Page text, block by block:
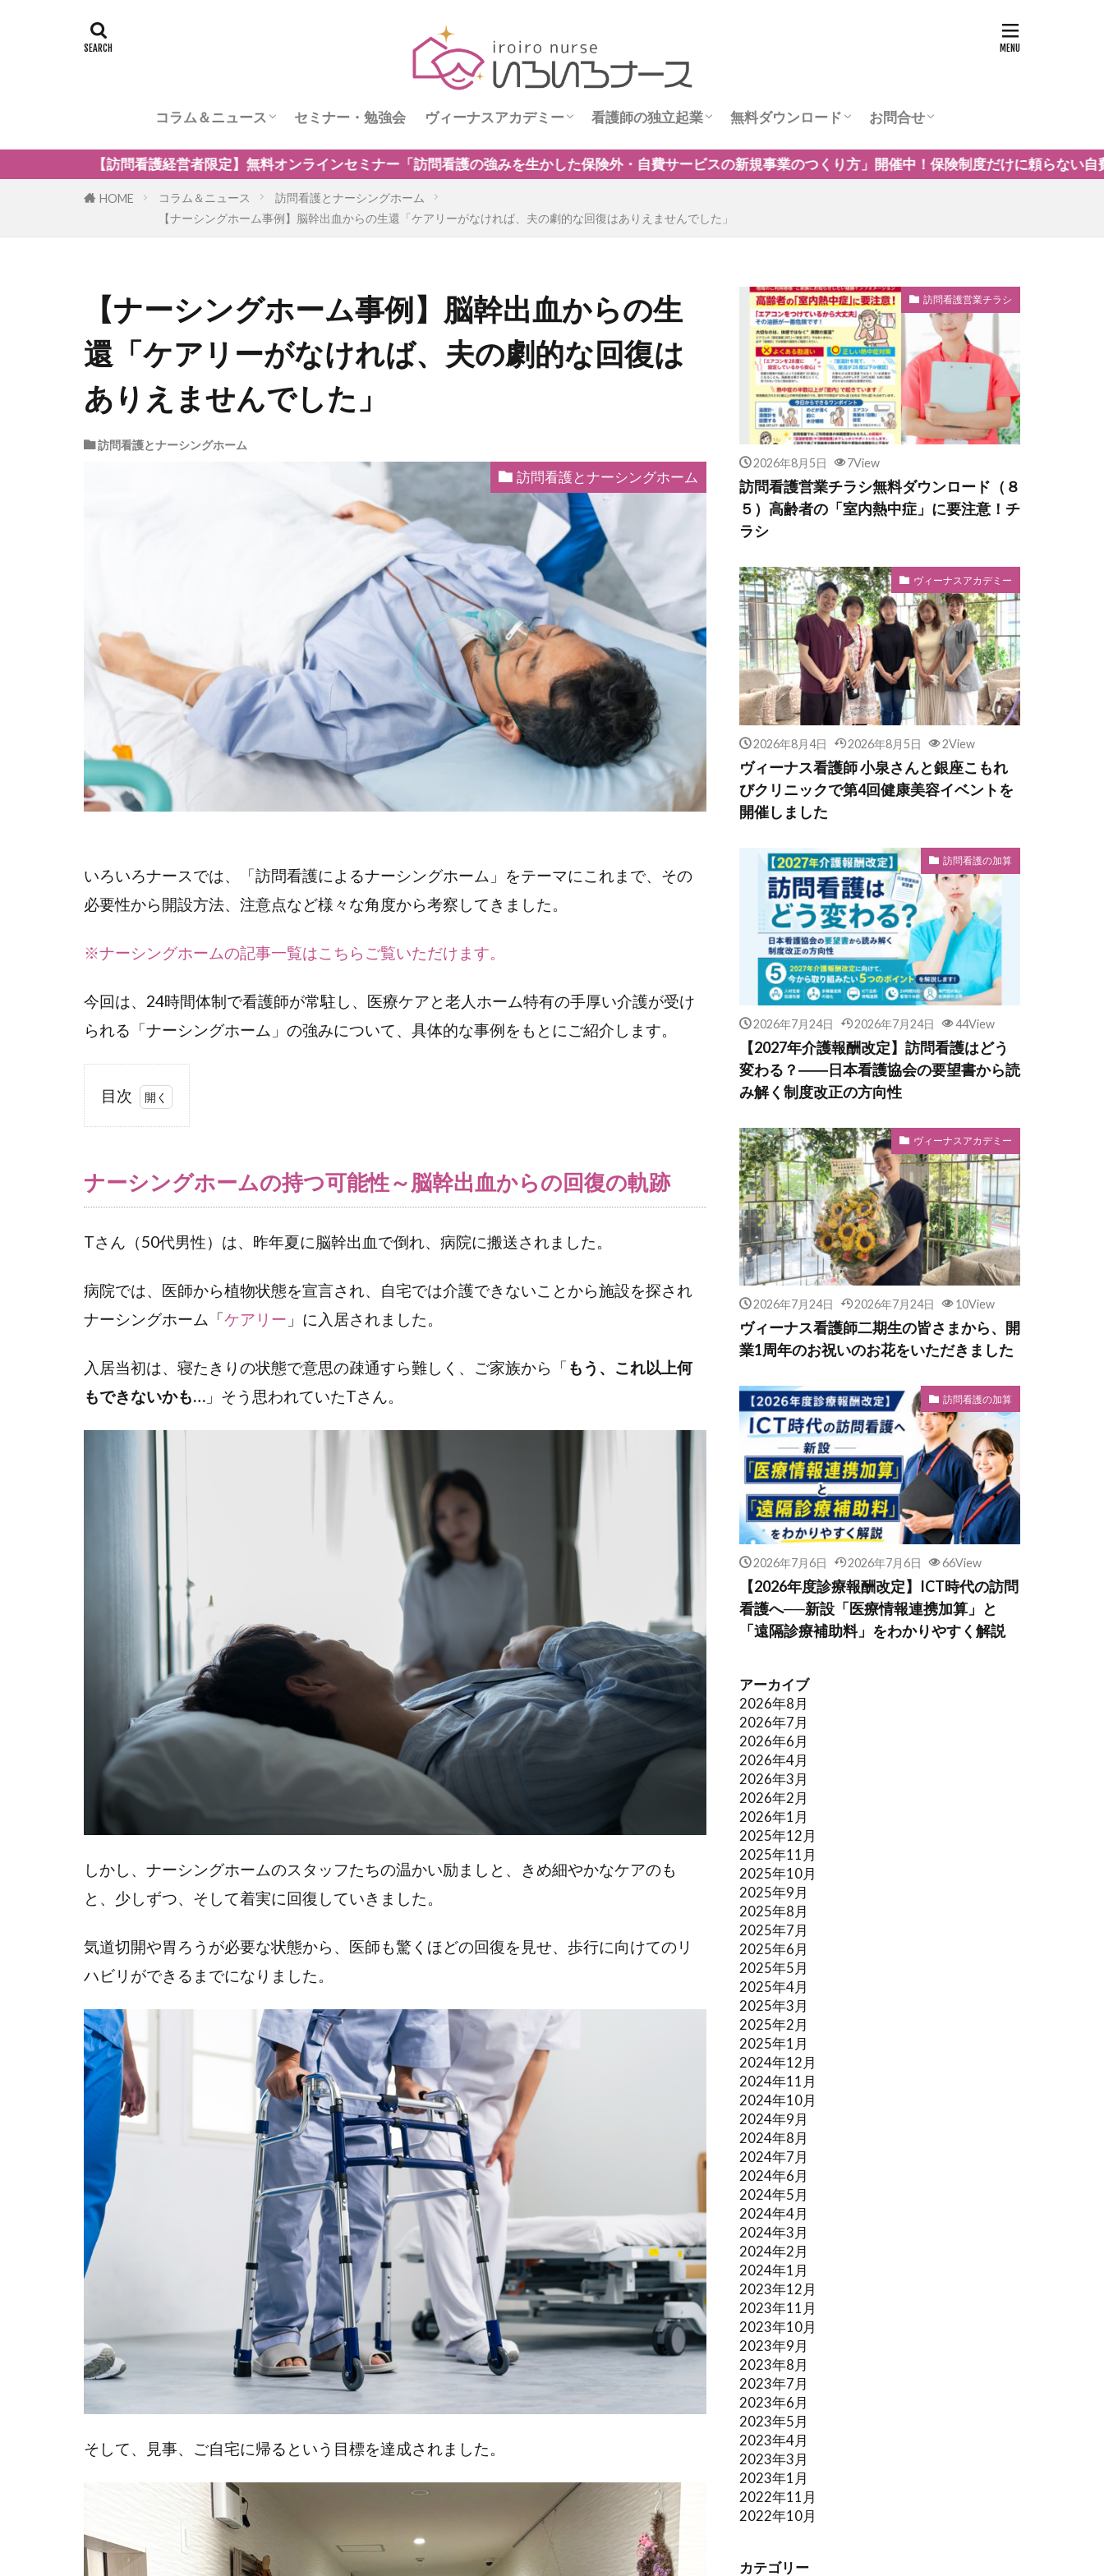
コラム＆ニュース
訪問看護のケア内容
訪問看護の管理者の役割
訪問看護のリスク管理
訪問看護の加算
訪問看護とナーシングホーム
訪問看護の自費・保険外サービス
訪問看護師のウェルビーング
小児の訪問看護
精神科訪問看護
訪問看護の法律
訪問看護師のマネジメント
セミナー・勉強会 ヴィーナスアカデミー
ヴィーナスニュース
看護師の独立起業
看護師独立インタビュー
無料ダウンロード
営業チラシテンプレート
訪問看護お役立ち資料
訪問看護の商圏調査
お問合せ
運営会社
料オンラインセミナー「訪問看護の強みを生かした保険外・自費サービスの新規事業のつくり方」開催中！保険制度だけに頼らない自費・保険外サービスの事例や導入の
HOME コラム＆ニュース
訪問看護とナーシングホーム
【ナーシングホーム事例】脳幹出血からの生還「ケアリーがなければ、夫の劇的な回復はありえませんでした」
【ナーシングホーム事例】脳幹出血からの生
還「ケアリーがなければ、夫の劇的な回復は
ありえませんでした」
訪問看護とナーシングホーム
訪問看護とナーシングホーム
いろいろナースでは、「訪問看護によるナーシングホーム」をテーマにこれまで、その
必要性から開設方法、注意点など様々な角度から考察してきました。
※ナーシングホームの記事一覧はこちらご覧いただけます。
今回は、24時間体制で看護師が常駐し、医療ケアと老人ホーム特有の手厚い介護が受け
られる「ナーシングホーム」の強みについて、具体的な事例をもとにご紹介します。
目次
1
シ
ン
ホ
ム
可
能
～
ケア
リー
がな
けれ
夫の
な回
復は
えま
でし
3
ま
と
訪
問
看
護
シ
ン
グ
ム
は
こ
ナーシングホームの持つ可能性～脳幹出血からの回復の軌跡
Tさん（50代男性）は、昨年夏に脳幹出血で倒れ、病院に搬送されました。
病院では、医師から植物状態を宣言され、自宅では介護できないことから施設を探され
ナーシングホーム「ケアリー 」に入居されました。
入居当初は、寝たきりの状態で意思の疎通すら難しく、ご家族から「 もう、これ以上何
もできないかも… 」そう思われていたTさん。
しかし、ナーシングホームのスタッフたちの温かい励ましと、きめ細やかなケアのも
と、少しずつ、そして着実に回復していきました。
気道切開や胃ろうが必要な状態から、医師も驚くほどの回復を見せ、歩行に向けてのリ
ハビリができるまでになりました。
そして、見事、ご自宅に帰るという目標を達成されました。
訪問看護営業チラシ
2026年8月5日 7View
訪問看護営業チラシ無料ダウンロード（８
５）高齢者の「室内熱中症」に要注意！チ
ラシ
ヴィーナスアカデミー
2026年8月4日 2026年8月5日 2View
ヴィーナス看護師 小泉さんと銀座こもれ
びクリニックで第4回健康美容イベントを
開催しました
訪問看護の加算
2026年7月24日 2026年7月24日 44View
【2027年介護報酬改定】訪問看護はどう
変わる？――日本看護協会の要望書から読
み解く制度改正の方向性
ヴィーナスアカデミー
2026年7月24日 2026年7月24日 10View
ヴィーナス看護師二期生の皆さまから、開
業1周年のお祝いのお花をいただきました
訪問看護の加算
2026年7月6日 2026年7月6日 66View
【2026年度診療報酬改定】ICT時代の訪問
看護へ──新設「医療情報連携加算」と
「遠隔診療補助料」をわかりやすく解説
アーカイブ
2026年8月
2026年7月
2026年6月
2026年4月
2026年3月
2026年2月
2026年1月
2025年12月
2025年11月
2025年10月
2025年9月
2025年8月
2025年7月
2025年6月
2025年5月
2025年4月
2025年3月
2025年2月
2025年1月
2024年12月
2024年11月
2024年10月
2024年9月
2024年8月
2024年7月
2024年6月
2024年5月
2024年4月
2024年3月
2024年2月
2024年1月
2023年12月
2023年11月
2023年10月
2023年9月
2023年8月
2023年7月
2023年6月
2023年5月
2023年4月
2023年3月
2023年1月
2022年11月
2022年10月
カテゴリー